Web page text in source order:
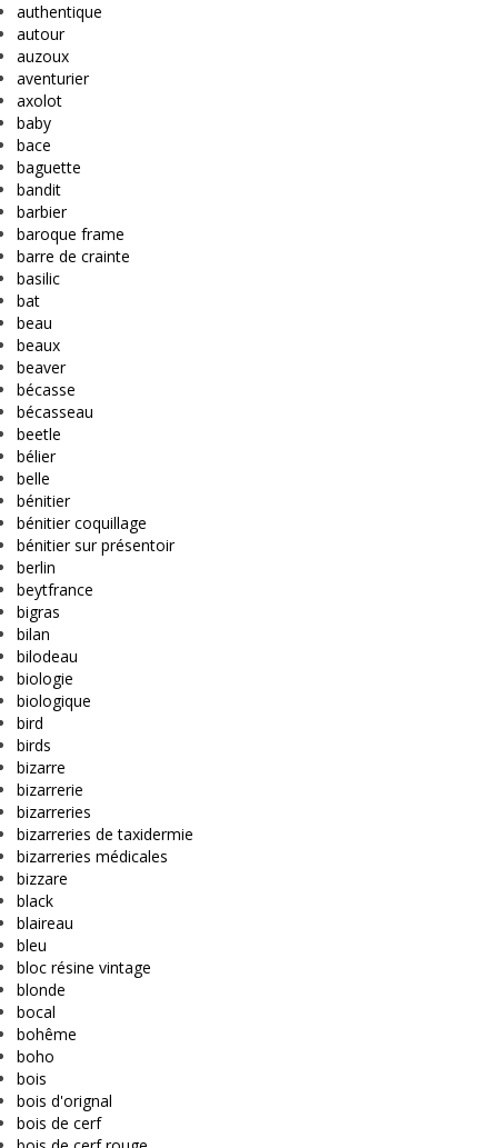
authentique
autour
auzoux
aventurier
axolot
baby
bace
baguette
bandit
barbier
baroque frame
barre de crainte
basilic
bat
beau
beaux
beaver
bécasse
bécasseau
beetle
bélier
belle
bénitier
bénitier coquillage
bénitier sur présentoir
berlin
beytfrance
bigras
bilan
bilodeau
biologie
biologique
bird
birds
bizarre
bizarrerie
bizarreries
bizarreries de taxidermie
bizarreries médicales
bizzare
black
blaireau
bleu
bloc résine vintage
blonde
bocal
bohême
boho
bois
bois d'orignal
bois de cerf